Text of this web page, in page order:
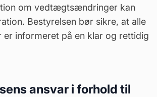
om vedtægtsændringer kan
Bestyrelsen bør sikre, at alle
er informeret på en klar og rettidig
ansvar i forhold til